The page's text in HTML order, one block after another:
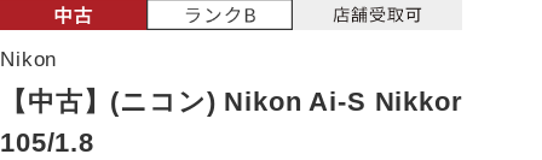
Nikon
【中古】(ニコン) Nikon Ai-S Nikkor
105/1.8